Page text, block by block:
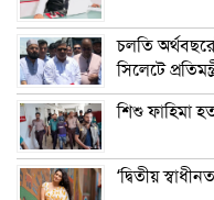
চলতি
সিলেটে
শিশু ফাহিমা
‘দ্বিতীয়